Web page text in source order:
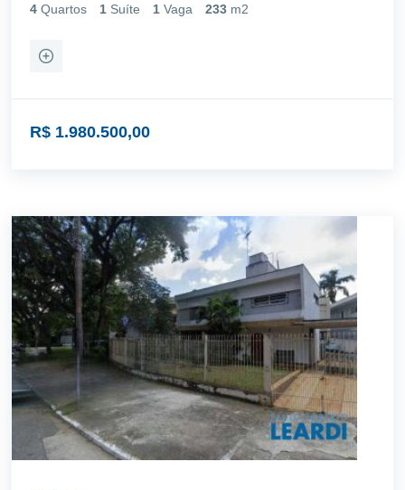
4 Quartos 1 Suíte 1 Vaga 233 m2
R$ 1.980.500,00